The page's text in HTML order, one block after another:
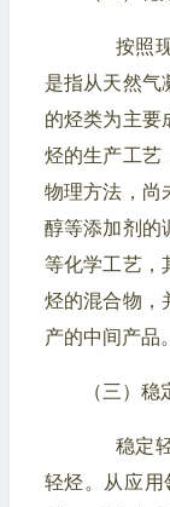
按照现
是指从天然气
的烃类为主要
烃的生产工艺
物理方法，尚
醇等添加剂的
等化学工艺，
烃的混合物，
产的中间产品。
（三）
稳定轻
轻烃。从应